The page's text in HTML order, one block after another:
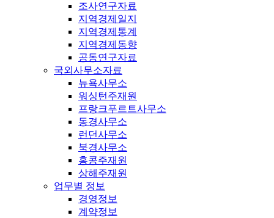
조사연구자료
지역경제일지
지역경제통계
지역경제동향
공동연구자료
국외사무소자료
뉴욕사무소
워싱턴주재원
프랑크푸르트사무소
동경사무소
런던사무소
북경사무소
홍콩주재원
상해주재원
업무별 정보
경영정보
계약정보